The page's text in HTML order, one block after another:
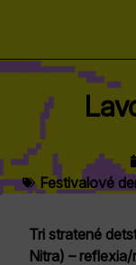
Festivalové
Tri stratené
Nitra) –